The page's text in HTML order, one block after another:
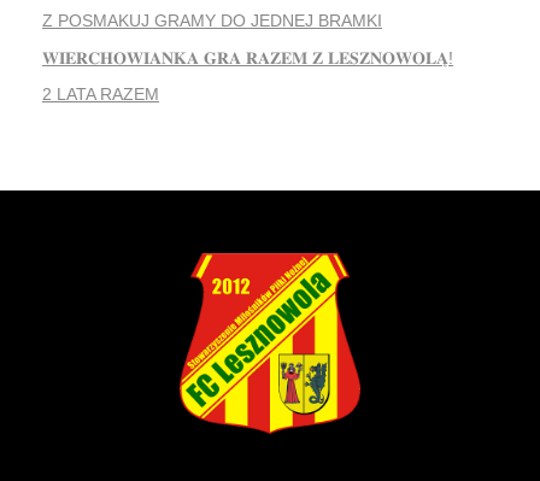
Z POSMAKUJ GRAMY DO JEDNEJ BRAMKI
𝐖𝐈𝐄𝐑𝐂𝐇𝐎𝐖𝐈𝐀𝐍𝐊𝐀 𝐆𝐑𝐀 𝐑𝐀𝐙𝐄𝐌 𝐙 𝐋𝐄𝐒𝐙𝐍𝐎𝐖𝐎𝐋𝐀̨!
2 LATA RAZEM